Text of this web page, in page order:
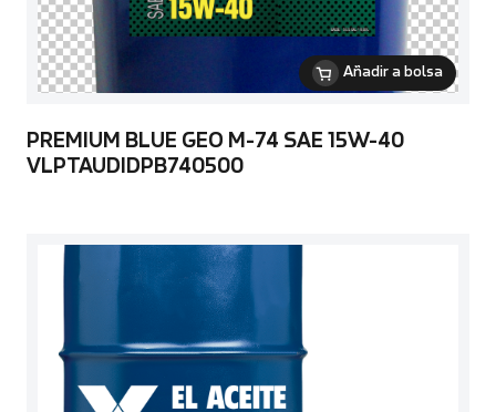
Añadir a bolsa
PREMIUM BLUE GEO M-74 SAE 15W-40
VLPTAUDIDPB740500